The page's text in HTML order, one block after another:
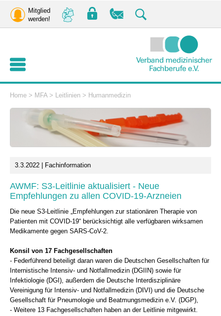
Mitglied
werden!
Home > MFA> Leitlinien > Humanmedizin
3.3.2022 | Fachinformation
AWMF: S3-Leitlinie aktualisiert - Neue
Empfehlungen zu allen COVID-19-Arzneien
Die neue S3-Leitlinie „Empfehlungen zur stationären Therapie von
Patienten mit COVID-19“ berücksichtigt alle verfügbaren wirksamen
Medikamente gegen SARS-CoV-2.
Konsil von 17 Fachgesellschaften
- Federführend beteiligt daran waren die Deutschen Gesellschaften für
Internistische Intensiv- und Notfallmedizin (DGIIN) sowie für
Infektiologie (DGI), außerdem die Deutsche Interdisziplinäre
Vereinigung für Intensiv- und Notfallmedizin (DIVI) und die Deutsche
Gesellschaft für Pneumologie und Beatmungsmedizin e.V. (DGP),
- Weitere 13 Fachgesellschaften haben an der Leitlinie mitgewirkt.